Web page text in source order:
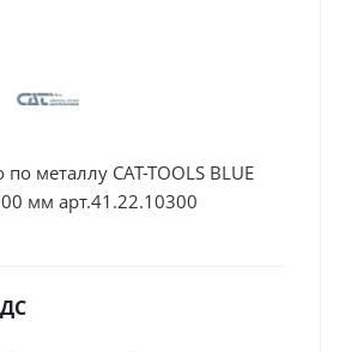
металлу CAT-TOOLS BLUE
мм арт.41.22.10300